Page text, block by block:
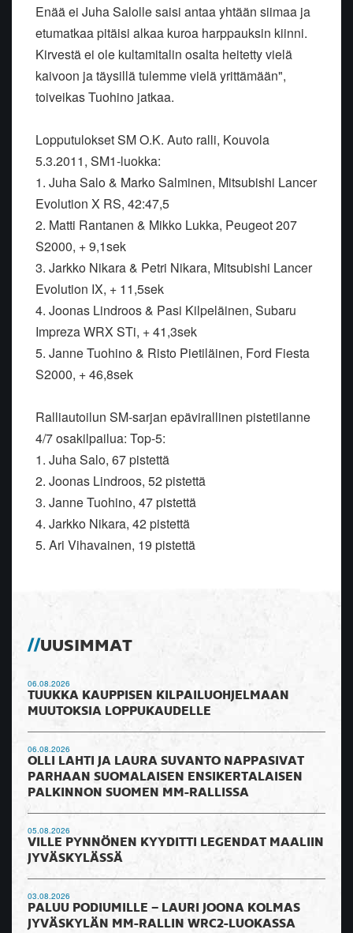
Enää ei Juha Salolle saisi antaa yhtään siimaa ja
etumatkaa pitäisi alkaa kuroa harppauksin kiinni.
Kirvestä ei ole kultamitalin osalta heitetty vielä
kaivoon ja täysillä tulemme vielä yrittämään",
toiveikas Tuohino jatkaa.
Lopputulokset SM O.K. Auto ralli, Kouvola
5.3.2011, SM1-luokka:
1. Juha Salo & Marko Salminen, Mitsubishi Lancer
Evolution X RS, 42:47,5
2. Matti Rantanen & Mikko Lukka, Peugeot 207
S2000, + 9,1sek
3. Jarkko Nikara & Petri Nikara, Mitsubishi Lancer
Evolution IX, + 11,5sek
4. Joonas Lindroos & Pasi Kilpeläinen, Subaru
Impreza WRX STi, + 41,3sek
5. Janne Tuohino & Risto Pietiläinen, Ford Fiesta
S2000, + 46,8sek
Ralliautoilun SM-sarjan epävirallinen pistetilanne
4/7 osakilpailua: Top-5:
1. Juha Salo, 67 pistettä
2. Joonas Lindroos, 52 pistettä
3. Janne Tuohino, 47 pistettä
4. Jarkko Nikara, 42 pistettä
5. Ari Vihavainen, 19 pistettä
UUSIMMAT
06.08.2026
TUUKKA KAUPPISEN KILPAILUOHJELMAAN
MUUTOKSIA LOPPUKAUDELLE
06.08.2026
OLLI LAHTI JA LAURA SUVANTO NAPPASIVAT
PARHAAN SUOMALAISEN ENSIKERTALAISEN
PALKINNON SUOMEN MM-RALLISSA
05.08.2026
VILLE PYNNÖNEN KYYDITTI LEGENDAT MAALIIN
JYVÄSKYLÄSSÄ
03.08.2026
PALUU PODIUMILLE – LAURI JOONA KOLMAS
JYVÄSKYLÄN MM-RALLIN WRC2-LUOKASSA